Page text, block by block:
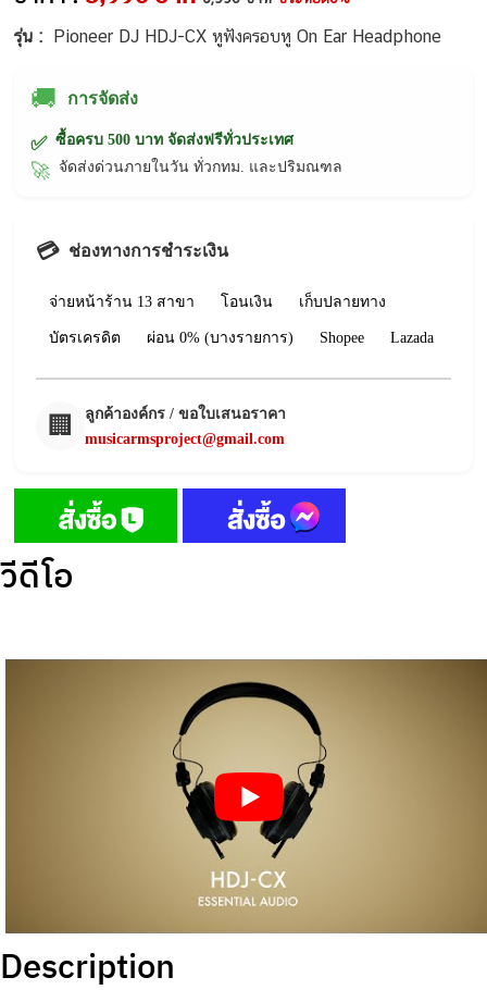
รุ่น : Pioneer DJ HDJ-CX หูฟังครอบหู On Ear Headphone
🚚 การจัดส่ง
✅ ซื้อครบ 500 บาท จัดส่งฟรีทั่วประเทศ
🚀 จัดส่งด่วนภายในวัน ทั่วกทม. และปริมณฑล
💳 ช่องทางการชำระเงิน
จ่ายหน้าร้าน 13 สาขา โอนเงิน เก็บปลายทาง
บัตรเครดิต ผ่อน 0% (บางรายการ) Shopee Lazada
🏢
ลูกค้าองค์กร / ขอใบเสนอราคา
musicarmsproject@gmail.com
วีดีโอ
Description